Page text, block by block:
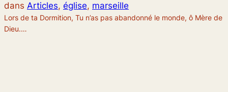
dans Articles, église, marseille
Lors de ta Dormition, Tu n’as pas abandonné le monde, ô Mère de
Dieu.…